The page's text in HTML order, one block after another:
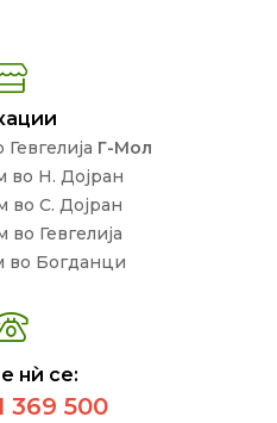
Г-Мол
во Н. Дојран
во С. Дојран
Гевгелија
во Богданци
нѝ се:
369 500